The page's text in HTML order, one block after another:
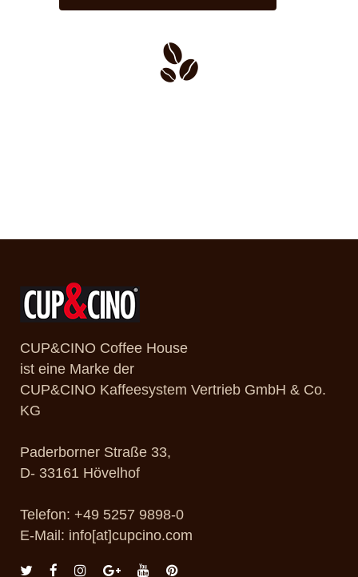
CUP&CINO Coffee House
ist eine Marke der
CUP&CINO Kaffeesystem Vertrieb GmbH & Co.
KG
Paderborner Straße 33,
D- 33161 Hövelhof
Telefon: +49 5257 9898-0
E-Mail: info[at]cupcino.com